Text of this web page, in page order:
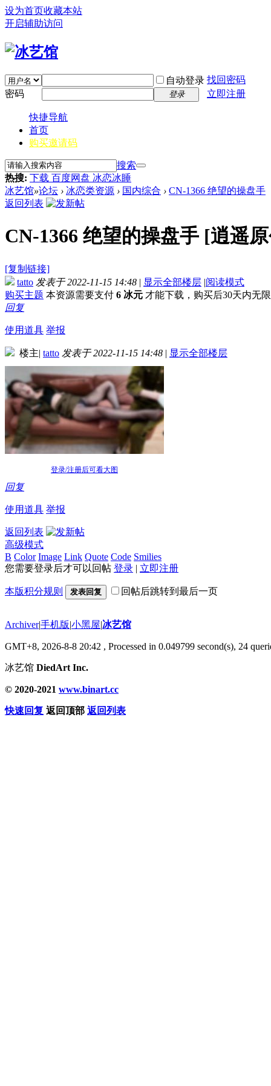
设为首页收藏本站
开启辅助访问
自动登录 找回密码
密码
登录 立即注册
快捷导航
首页
购买邀请码
搜索
热搜: 下载 百度网盘 冰恋冰睡
冰艺馆»论坛 › 冰恋类资源 › 国内综合 › CN-1366 绝望的操盘手
返回列表
CN-1366 绝望的操盘手 [逍遥
[复制链接]
tatto 发表于 2022-11-15 14:48 | 显示全部楼层 |阅读模式
购买主题 本资源需要支付 6 冰元 才能下载，购买后30天内无
回复
使用道具 举报
楼主| tatto 发表于 2022-11-15 14:48 | 显示全部楼层
登录/注册后可看大图
回复
使用道具 举报
返回列表
高级模式
B Color Image Link Quote Code Smilies
您需要登录后才可以回帖 登录 | 立即注册
本版积分规则 发表回复 回帖后跳转到最后一页
Archiver|手机版|小黑屋|冰艺馆
GMT+8, 2026-8-8 20:42 , Processed in 0.049799 second(s), 24
冰艺馆 DiedArt Inc.
© 2020-2021 www.binart.cc
快速回复 返回顶部 返回列表